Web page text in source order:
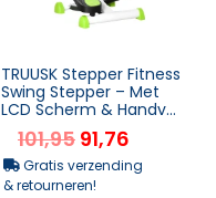
TRUUSK Stepper Fitness
Swing Stepper – Met
LCD Scherm & Handvat
– Hometrainer voor T...
101,95 91,76
Gratis verzending
& retourneren!